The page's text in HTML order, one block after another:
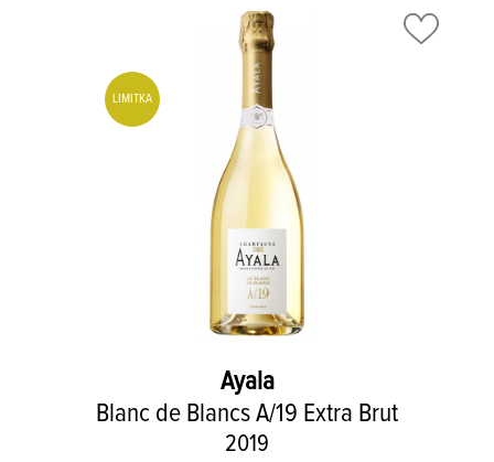
LIMITKA
Ayala
Blanc de Blancs A/19 Extra Brut
2019